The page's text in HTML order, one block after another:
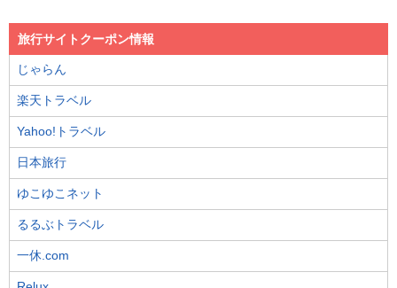
旅行サイトクーポン情報
じゃらん
楽天トラベル
Yahoo!トラベル
日本旅行
ゆこゆこネット
るるぶトラベル
一休.com